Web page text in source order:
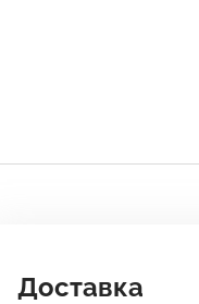
Доставка